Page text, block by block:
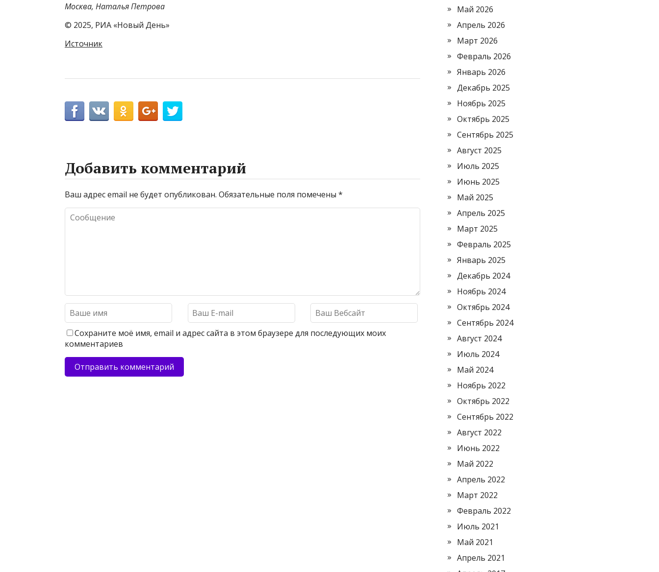
Москва, Наталья Петрова
© 2025, РИА «Новый День»
Источник
Добавить комментарий
Ваш адрес email не будет опубликован. Обязательные поля помечены *
Сохраните моё имя, email и адрес сайта в этом браузере для последующих моих
комментариев
Май 2026
Апрель 2026
Март 2026
Февраль 2026
Январь 2026
Декабрь 2025
Ноябрь 2025
Октябрь 2025
Сентябрь 2025
Август 2025
Июль 2025
Июнь 2025
Май 2025
Апрель 2025
Март 2025
Февраль 2025
Январь 2025
Декабрь 2024
Ноябрь 2024
Октябрь 2024
Сентябрь 2024
Август 2024
Июль 2024
Май 2024
Ноябрь 2022
Октябрь 2022
Сентябрь 2022
Август 2022
Июнь 2022
Май 2022
Апрель 2022
Март 2022
Февраль 2022
Июль 2021
Май 2021
Апрель 2021